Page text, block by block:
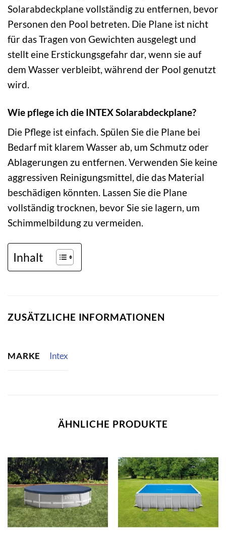
Solarabdeckplane vollständig zu entfernen, bevor
Personen den Pool betreten. Die Plane ist nicht
für das Tragen von Gewichten ausgelegt und
stellt eine Erstickungsgefahr dar, wenn sie auf
dem Wasser verbleibt, während der Pool genutzt
wird.
Wie pflege ich die INTEX Solarabdeckplane?
Die Pflege ist einfach. Spülen Sie die Plane bei
Bedarf mit klarem Wasser ab, um Schmutz oder
Ablagerungen zu entfernen. Verwenden Sie keine
aggressiven Reinigungsmittel, die das Material
beschädigen könnten. Lassen Sie die Plane
vollständig trocknen, bevor Sie sie lagern, um
Schimmelbildung zu vermeiden.
Inhalt
ZUSÄTZLICHE INFORMATIONEN
MARKE Intex
ÄHNLICHE PRODUKTE